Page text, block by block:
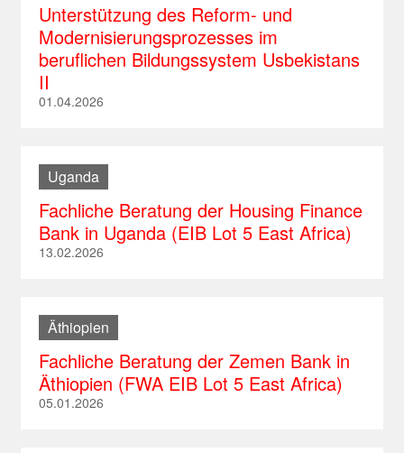
Unterstützung des Reform- und
Modernisierungsprozesses im
beruflichen Bildungssystem Usbekistans
II
01.04.2026
Uganda
Fachliche Beratung der Housing Finance
Bank in Uganda (EIB Lot 5 East Africa)
13.02.2026
Äthiopien
Fachliche Beratung der Zemen Bank in
Äthiopien (FWA EIB Lot 5 East Africa)
05.01.2026